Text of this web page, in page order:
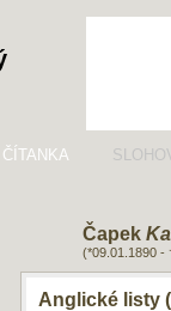
ČÍTANKA
Čapek
(*09.01.1890 -
Anglické listy